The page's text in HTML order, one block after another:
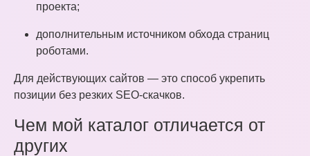
проекта;
дополнительным источником обхода страниц
роботами.
Для действующих сайтов — это способ укрепить
позиции без резких SEO-скачков.
Чем мой каталог отличается от
других